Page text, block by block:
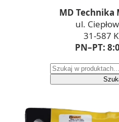
MD Technika
ul.
31-587
PN–PT: